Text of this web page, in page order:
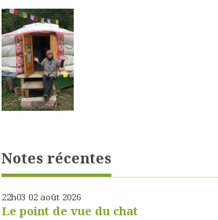
Notes récentes
22h03 02 août 2026
Le point de vue du chat